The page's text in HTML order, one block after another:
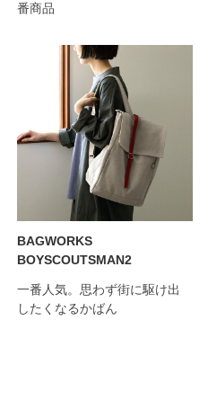
番商品
BAGWORKS
BOYSCOUTSMAN2
一番人気。思わず街に駆け出
したくなるかばん